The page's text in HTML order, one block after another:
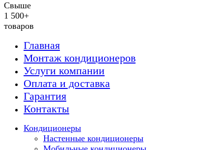
Свыше
1 500+
товаров
Главная
Монтаж кондиционеров
Услуги компании
Оплата и доставка
Гарантия
Контакты
Кондиционеры
Настенные кондиционеры